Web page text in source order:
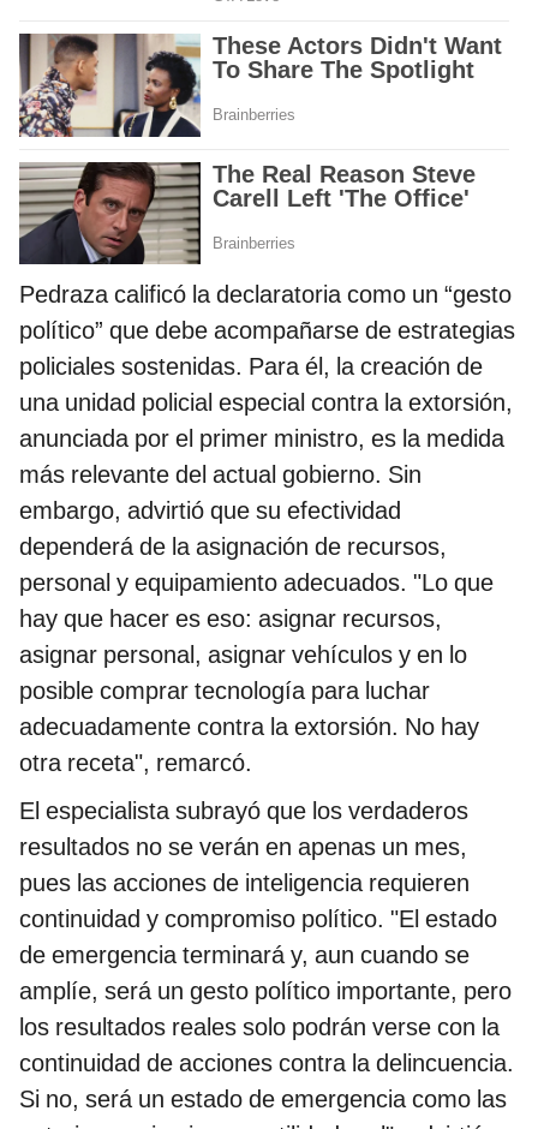
Pedraza calificó la declaratoria como un “gesto
político” que debe acompañarse de estrategias
policiales sostenidas. Para él, la creación de
una unidad policial especial contra la extorsión,
anunciada por el primer ministro, es la medida
más relevante del actual gobierno. Sin
embargo, advirtió que su efectividad
dependerá de la asignación de recursos,
personal y equipamiento adecuados. "Lo que
hay que hacer es eso: asignar recursos,
asignar personal, asignar vehículos y en lo
posible comprar tecnología para luchar
adecuadamente contra la extorsión. No hay
otra receta", remarcó.
El especialista subrayó que los verdaderos
resultados no se verán en apenas un mes,
pues las acciones de inteligencia requieren
continuidad y compromiso político. "El estado
de emergencia terminará y, aun cuando se
amplíe, será un gesto político importante, pero
los resultados reales solo podrán verse con la
continuidad de acciones contra la delincuencia.
Si no, será un estado de emergencia como las